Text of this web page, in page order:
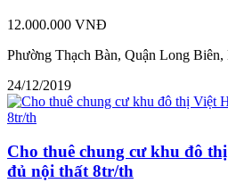
12.000.000 VNĐ
Phường Thạch Bàn, Quận Long Biên,
24/12/2019
Cho thuê chung cư khu đô
đủ nội thất 8tr/th